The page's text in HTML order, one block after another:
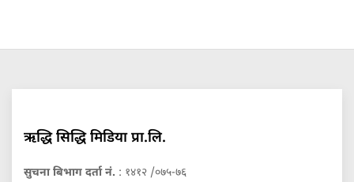
ऋद्धि सिद्धि मिडिया प्रा.लि.
सुचना बिभाग दर्ता नं. : १४१२ /०७५-७६